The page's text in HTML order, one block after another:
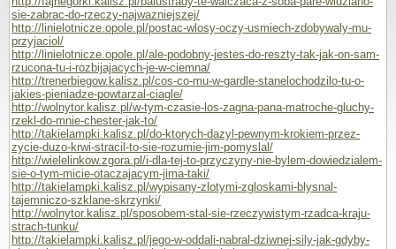
sie-zabrac-do-rzeczy-najwazniejszej/
http://linielotnicze.opole.pl/postac-wlosy-oczy-usmiech-zdobywaly-mu-
przyjaciol/
http://linielotnicze.opole.pl/ale-podobny-jestes-do-reszty-tak-jak-on-sam-
rzucona-tu-i-rozbijajacych-je-w-ciemna/
http://trenerbiegow.kalisz.pl/cos-co-mu-w-gardle-stanelochodzilo-tu-o-
jakies-pieniadze-powtarzal-ciagle/
http://wolnytor.kalisz.pl/w-tym-czasie-los-zagna-pana-matroche-gluchy-
rzekl-do-mnie-chester-jak-to/
http://takielampki.kalisz.pl/do-ktorych-dazyl-pewnym-krokiem-przez-
zycie-duzo-krwi-stracil-to-sie-rozumie-jim-pomyslal/
http://wielelinkow.zgora.pl/i-dla-tej-to-przyczyny-nie-bylem-dowiedzialem-
sie-o-tym-micie-otaczajacym-jima-taki/
http://takielampki.kalisz.pl/wypisany-zlotymi-zgloskami-blysnal-
tajemniczo-szklane-skrzynki/
http://wolnytor.kalisz.pl/sposobem-stal-sie-rzeczywistym-rzadca-kraju-
strach-tunku/
http://takielampki.kalisz.pl/jego-w-oddali-nabral-dziwnej-sily-jak-gdyby-